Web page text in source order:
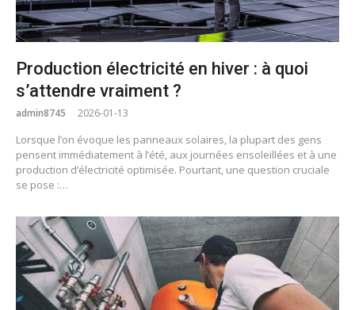
Production électricité en hiver : à quoi
s’attendre vraiment ?
admin8745 2026-01-13
Lorsque l’on évoque les panneaux solaires, la plupart des gens
pensent immédiatement à l’été, aux journées ensoleillées et à une
production d’électricité optimisée. Pourtant, une question cruciale
se pose :…